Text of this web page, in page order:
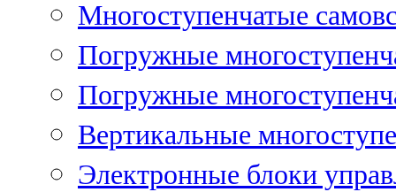
Многоступенчатые
Погружные
Погружные
Вертикальные
Электронные блоки